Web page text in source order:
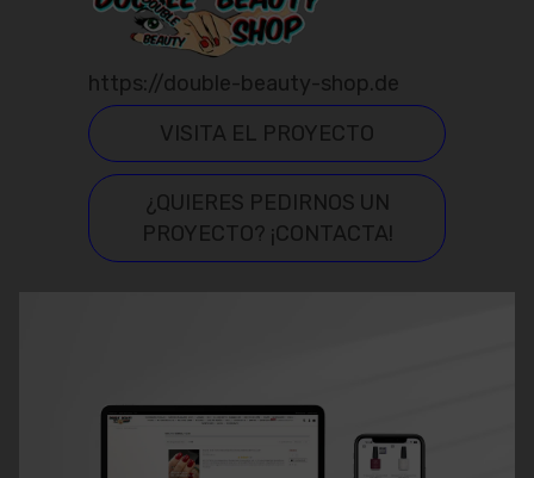
https://double-beauty-shop.de
VISITA EL PROYECTO
¿QUIERES PEDIRNOS UN
PROYECTO? ¡CONTACTA!